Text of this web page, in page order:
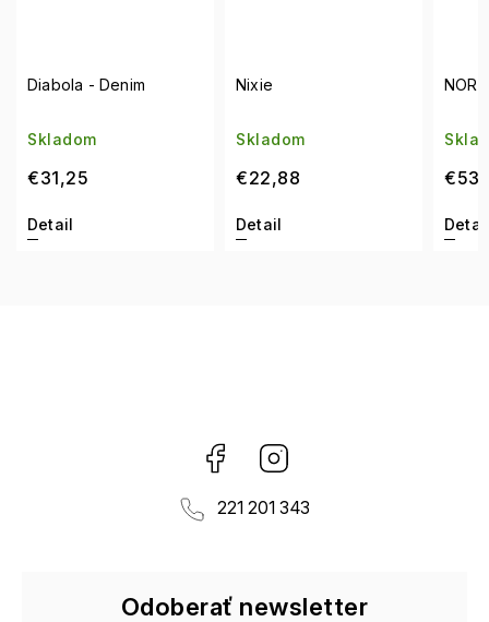
Nixie
Skladom
€22,88
Detail
NORONHA/S TDS
Skladom
€53,75
Detail
Facebook
221 201 343
Odoberať newsletter